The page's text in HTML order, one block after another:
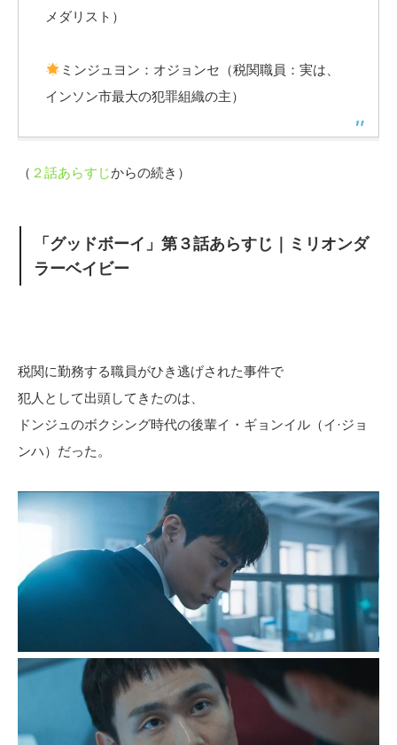
メダリスト）
ミンジュヨン：オジョンセ（税関職員：実は、
インソン市最大の犯罪組織の主）
（ ２話あらすじからの続き）
「グッドボーイ」第３話あらすじ｜ミリオンダ
ラーベイビー
税関に勤務する職員がひき逃げされた事件で
犯人として出頭してきたのは、
ドンジュのボクシング時代の後輩イ・ギョンイル（イ·ジョ
ンハ）だった。